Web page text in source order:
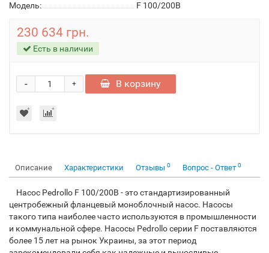
Модель:
F 100/200B
230 634 грн.
Есть в наличии
+
- В корзину
Описание Характеристики Отзывы 0 Вопрос - Ответ 0
Насос Pedrollo F 100/200B - это стандартизированный
центробежный фланцевый моноблочный насос. Насосы
такого типа наиболее часто используются в промышленности
и коммунальной сфере. Насоcы Pedrollo серии F поставляются
более 15 лет на рынок Украины, за этот период